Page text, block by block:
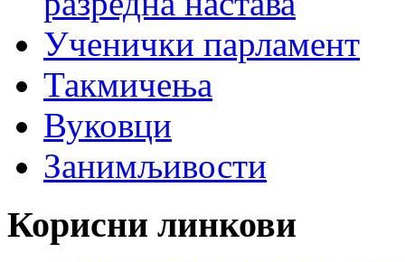
Ученички парламент
Такмичења
Вуковци
Занимљивости
Корисни линкови